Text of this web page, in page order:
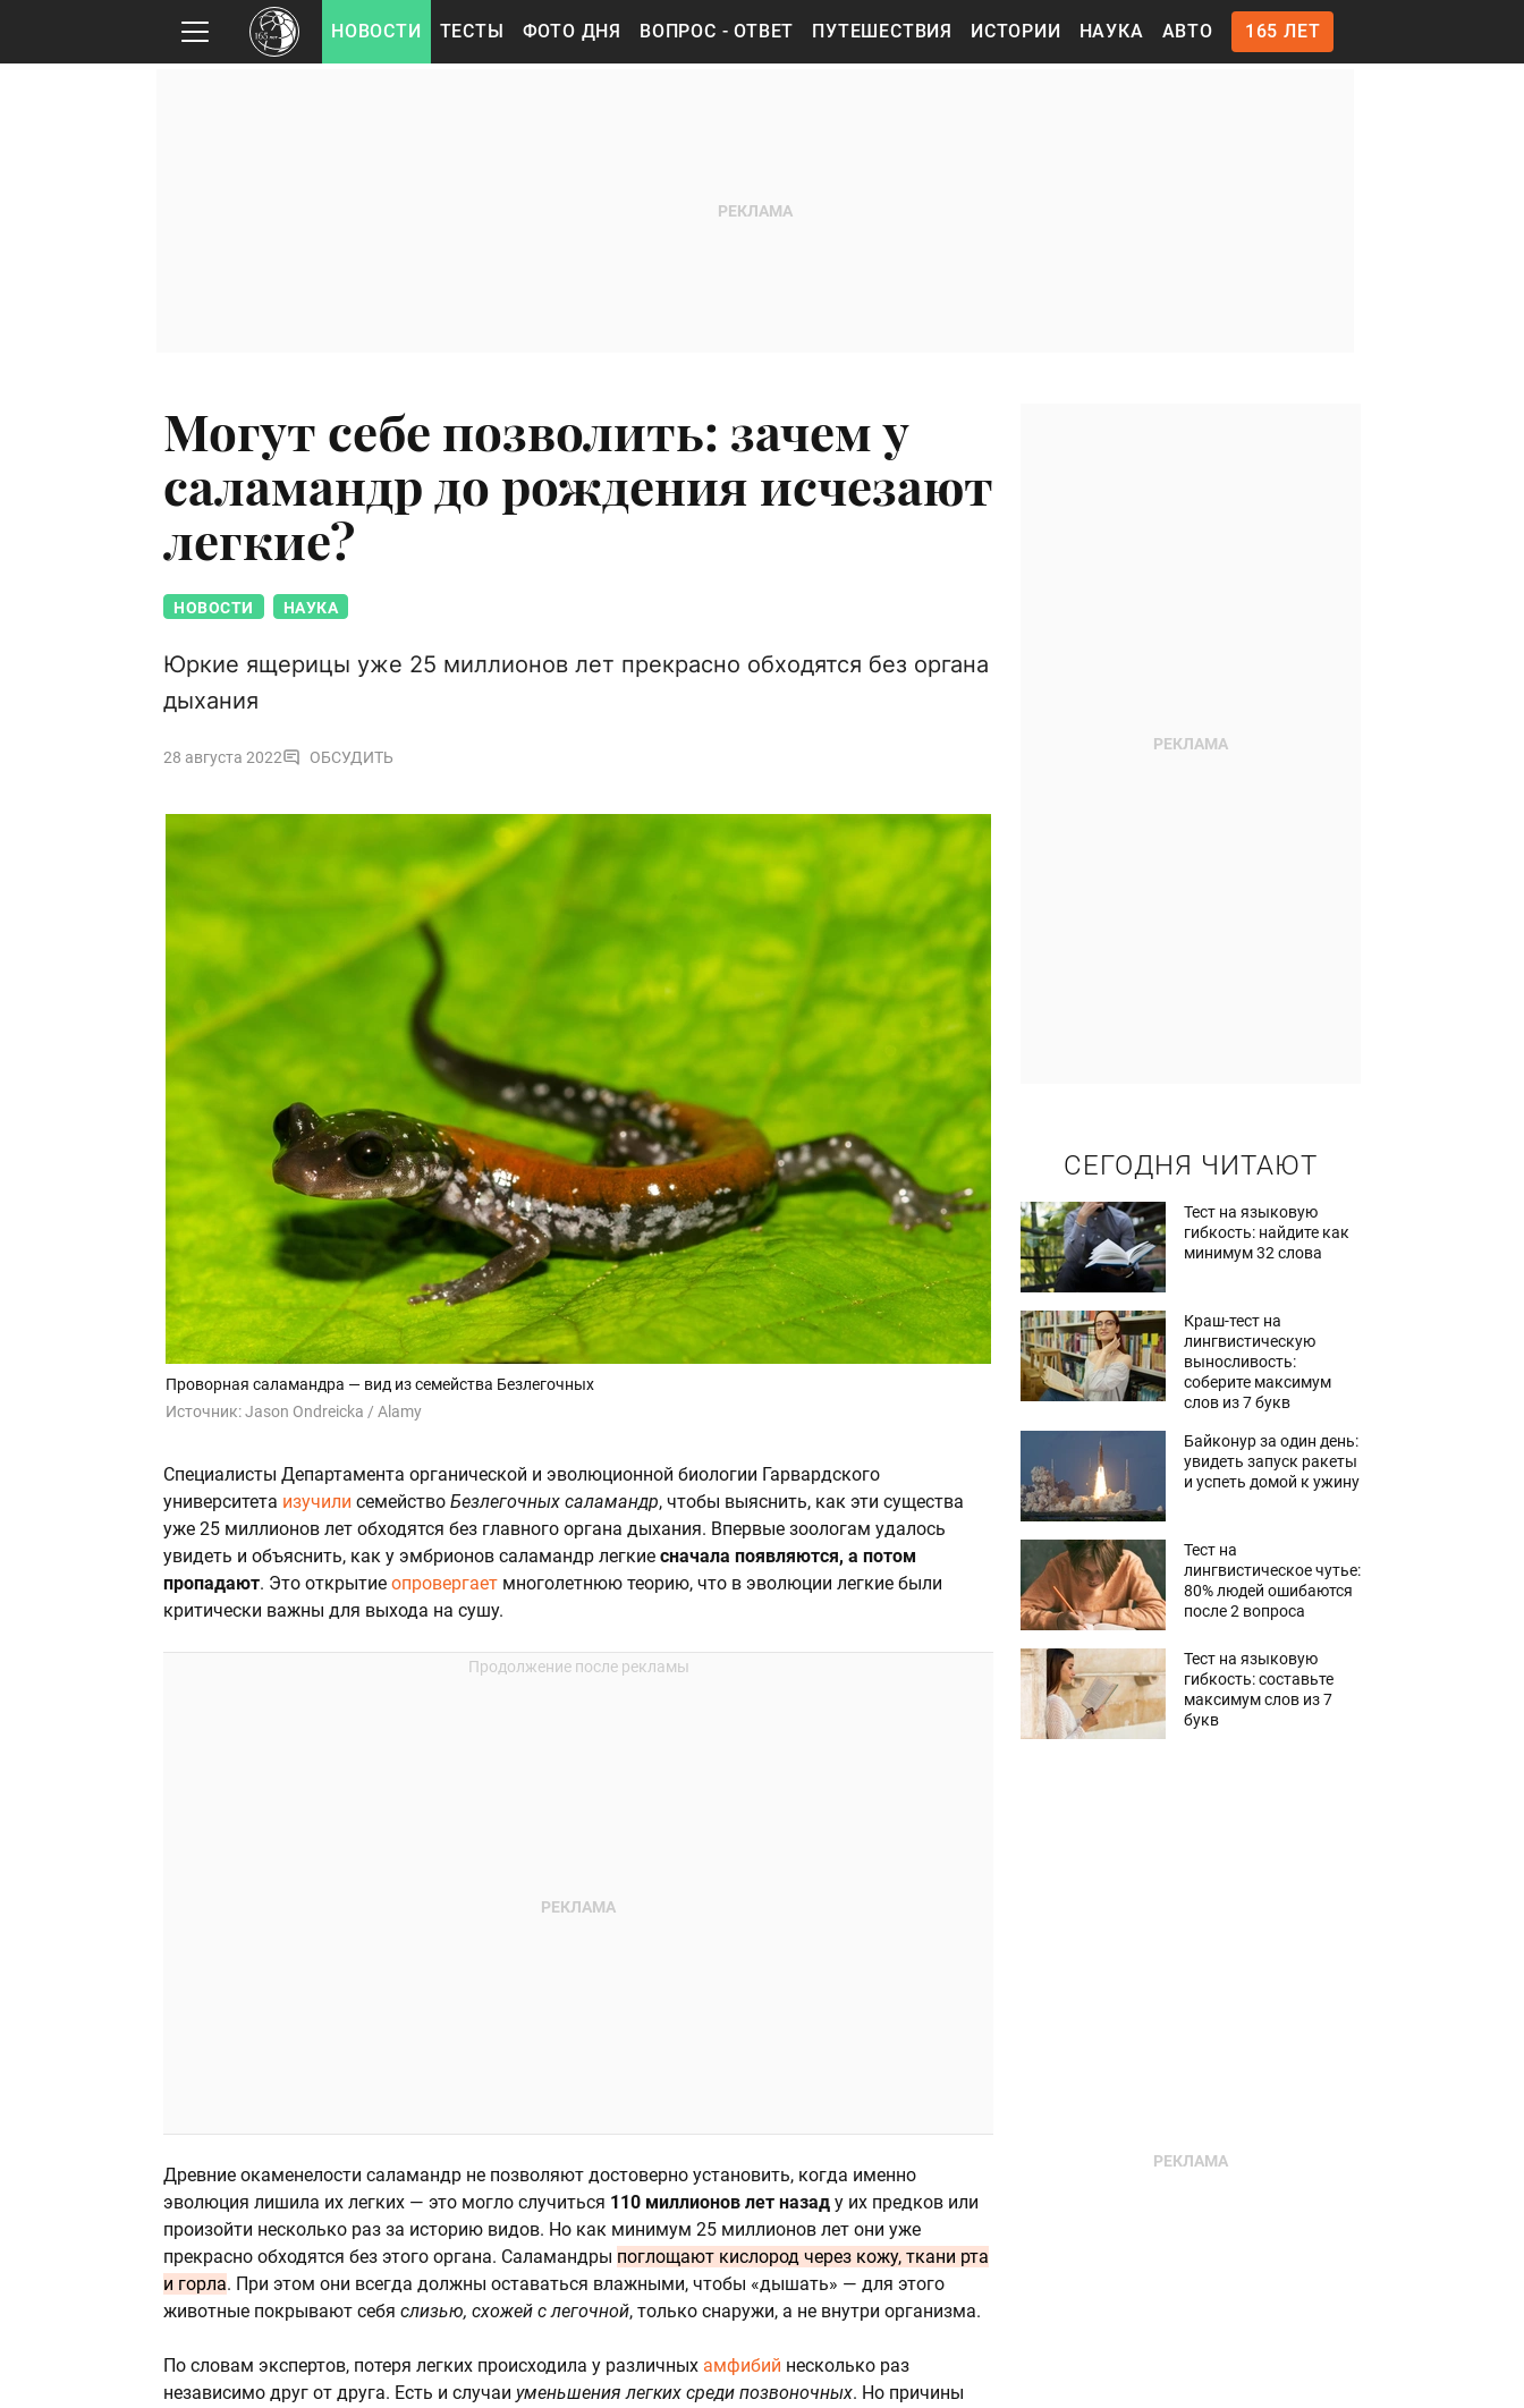
НОВОСТИ ТЕСТЫ ФОТО ДНЯ ВОПРОС - ОТВЕТ ПУТЕШЕСТВИЯ ИСТОРИИ НАУКА АВТО 165 ЛЕТ
Могут себе позволить: зачем у
саламандр до рождения исчезают
легкие?
НОВОСТИ НАУКА
Юркие ящерицы уже 25 миллионов лет прекрасно обходятся без органа
дыхания
28 августа 2022 ОБСУДИТЬ
Проворная саламандра — вид из семейства Безлегочных
Источник:Jason Ondreicka / Alamy
Специалисты Департамента органической и эволюционной биологии Гарвардского
университета изучили семейство Безлегочных саламандр, чтобы выяснить, как эти существа
уже 25 миллионов лет обходятся без главного органа дыхания. Впервые зоологам удалось
увидеть и объяснить, как у эмбрионов саламандр легкие сначала появляются, а потом
пропадают. Это открытие опровергает многолетнюю теорию, что в эволюции легкие были
критически важны для выхода на сушу.
Древние окаменелости саламандр не позволяют достоверно установить, когда именно
эволюция лишила их легких — это могло случиться 110 миллионов лет назад у их предков или
произойти несколько раз за историю видов. Но как минимум 25 миллионов лет они уже
прекрасно обходятся без этого органа. Саламандры поглощают кислород через кожу, ткани рта
и горла. При этом они всегда должны оставаться влажными, чтобы «дышать» — для этого
животные покрывают себя слизью, схожей с легочной, только снаружи, а не внутри организма.
По словам экспертов, потеря легких происходила у различных амфибий несколько раз
независимо друг от друга. Есть и случаи уменьшения легких среди позвоночных. Но причины
СЕГОДНЯ ЧИТАЮТ
Тест на языковую
гибкость: найдите как
минимум 32 слова
Краш-тест на
лингвистическую
выносливость:
соберите максимум
слов из 7 букв
Байконур за один день:
увидеть запуск ракеты
и успеть домой к ужину
Тест на
лингвистическое чутье:
80% людей ошибаются
после 2 вопроса
Тест на языковую
гибкость: составьте
максимум слов из 7
букв